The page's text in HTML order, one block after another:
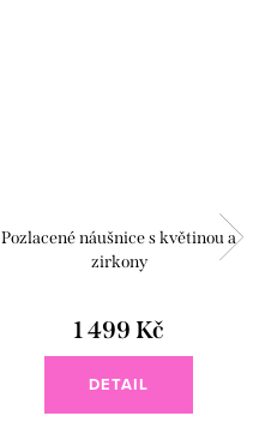
Pozlacené náušnice s květinou a
zirkony
1 499 Kč
DETAIL